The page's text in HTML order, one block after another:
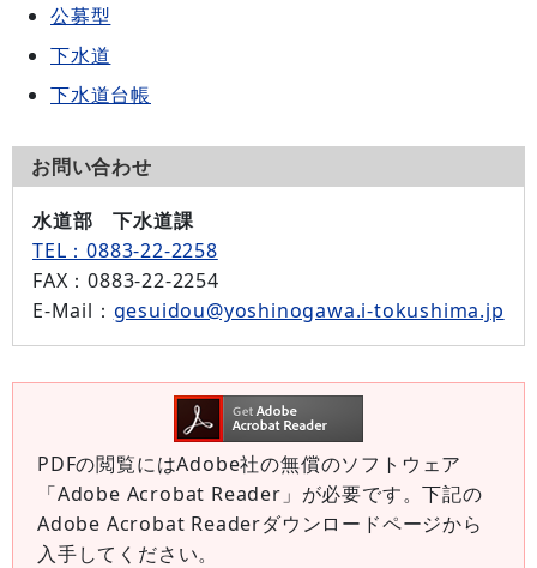
公募型
下水道
下水道台帳
お問い合わせ
水道部 下水道課
TEL：0883-22-2258
FAX ：0883-22-2254
E-Mail ： gesuidou@yoshinogawa.i-tokushima.jp
PDFの閲覧にはAdobe社の無償のソフトウェア
「Adobe Acrobat Reader」が必要です。下記の
Adobe Acrobat Readerダウンロードページから
入手してください。